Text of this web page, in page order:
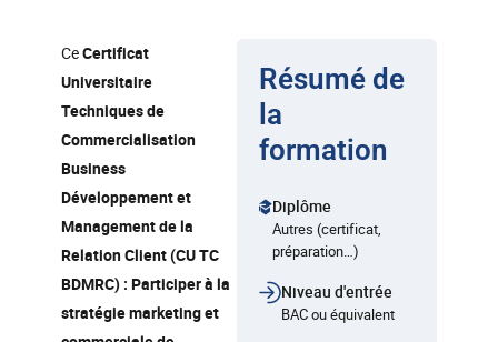
CeCertificat
Universitaire
Techniques de
Commercialisation
Business
Développement et
Management de la
Relation Client (CU TC
BDMRC) : Participer à la
stratégie marketing et
Résumé de
la
formation
Diplôme
Autres (certificat,
préparation…)
Niveau d'entrée
BAC ou équivalent